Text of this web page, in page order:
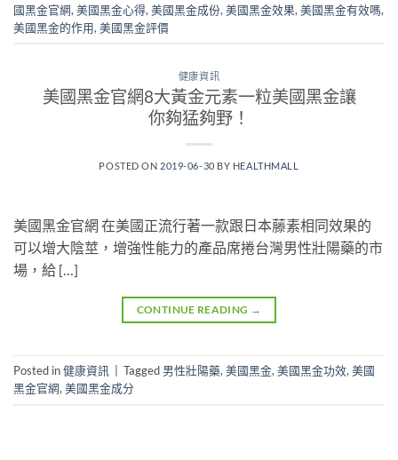
國黑金官網, 美國黑金心得, 美國黑金成份, 美國黑金效果, 美國黑金有效嗎,
美國黑金的作用, 美國黑金評價
健康資訊
美國黑金官網8大黃金元素一粒美國黑金讓
你夠猛夠野！
POSTED ON 2019-06-30 BY HEALTHMALL
美國黑金官網 在美國正流行著一款跟日本藤素相同效果的
可以增大陰莖，增強性能力的產品席捲台灣男性壯陽藥的市
場，給 […]
CONTINUE READING →
Posted in健康資訊 Tagged 男性壯陽藥,美國黑金,美國黑金功效,美國
黑金官網,美國黑金成分